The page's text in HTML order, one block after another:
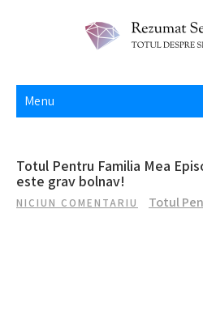
REZUMAT
Menu
Totul Pentru Familia Mea
este grav bolnav!
NICIUN COMENTARIU Totul